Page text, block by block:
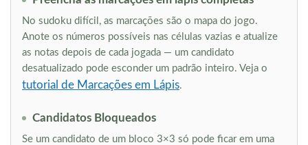
No sudoku difícil, as marcações são o mapa do jogo.
Anote os números possíveis nas células vazias e atualize
as notas depois de cada jogada — um candidato
desatualizado pode esconder um padrão inteiro. Veja o
tutorial de Marcações em Lápis.
Candidatos Bloqueados
Se um candidato de um bloco 3×3 só pode ficar em uma